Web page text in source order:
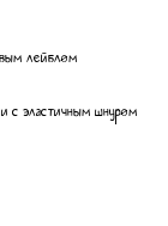
лейблом
с эластичным шнуром